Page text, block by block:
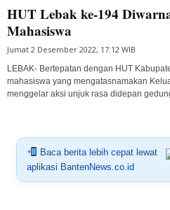
HUT Lebak ke-194
Mahasiswa
Jumat 2 Desember 2022, 17:12 WIB
LEBAK- Bertepatan dengan HUT
mahasiswa yang mengatasnamakan
menggelar aksi unjuk rasa didepan
Baca berita lebih cepat lewat
aplikasi BantenNews.co.id